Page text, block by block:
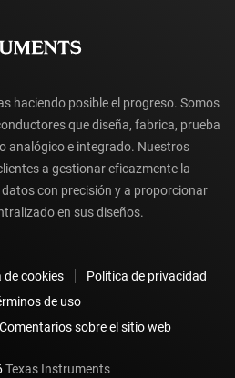
la cuenta myTI
haciendo posible el progreso. Somos
que diseña, fabrica, prueba
analógico e integrado. Nuestros
a gestionar eficazmente la
con precisión y a proporcionar
en sus diseños.
de cookies
Política de privacidad
de uso
Comentarios sobre el sitio web
Texas Instruments